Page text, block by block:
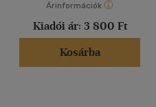
Árinformációk
Kiadói ár: 3 800 Ft
Kosárba